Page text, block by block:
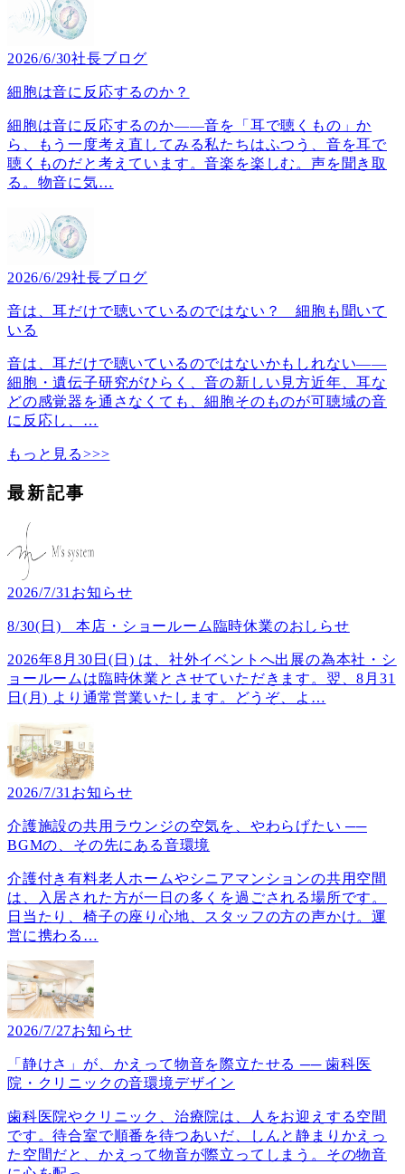
2026/6/30社長ブログ
細胞は音に反応するのか？
細胞は音に反応するのか――音を「耳で聴くもの」か
ら、もう一度考え直してみる私たちはふつう、音を耳で
聴くものだと考えています。音楽を楽しむ。声を聞き取
る。物音に気…
2026/6/29社長ブログ
音は、耳だけで聴いているのではない？ 細胞も聞いて
いる
音は、耳だけで聴いているのではないかもしれない――
細胞・遺伝子研究がひらく、音の新しい見方近年、耳な
どの感覚器を通さなくても、細胞そのものが可聴域の音
に反応し、 …
もっと見る>>>
最新記事
2026/7/31 お知らせ
8/30(日) 本店・ショールーム臨時休業のおしらせ
2026年8月30日(日) は、社外イベントへ出展の為本社・シ
ョールームは臨時休業とさせていただきます。翌、8月31
日(月) より通常営業いたします。どうぞ、よ …
2026/7/31 お知らせ
介護施設の共用ラウンジの空気を、やわらげたい ──
BGMの、その先にある音環境
介護付き有料老人ホームやシニアマンションの共用空間
は、入居された方が一日の多くを過ごされる場所です。
日当たり、椅子の座り心地、スタッフの方の声かけ。運
営に携わる …
2026/7/27お知らせ
「静けさ」が、かえって物音を際立たせる ── 歯科医
院・クリニックの音環境デザイン
歯科医院やクリニック、治療院は、人をお迎えする空間
です。待合室で順番を待つあいだ、しんと静まりかえっ
た空間だと、かえって物音が際立ってしまう。その物音